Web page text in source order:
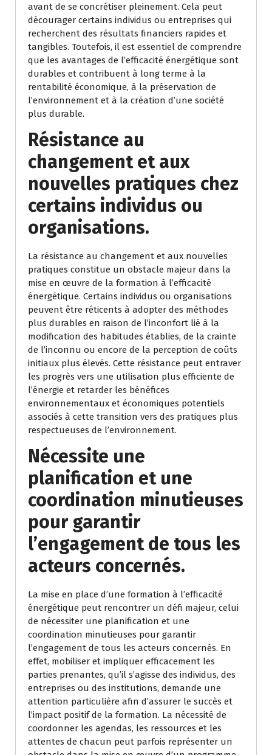
avant de se concrétiser pleinement. Cela peut
décourager certains individus ou entreprises qui
recherchent des résultats financiers rapides et
tangibles. Toutefois, il est essentiel de comprendre
que les avantages de l’efficacité énergétique sont
durables et contribuent à long terme à la
rentabilité économique, à la préservation de
l’environnement et à la création d’une société
plus durable.
Résistance au
changement et aux
nouvelles pratiques chez
certains individus ou
organisations.
La résistance au changement et aux nouvelles
pratiques constitue un obstacle majeur dans la
mise en œuvre de la formation à l’efficacité
énergétique. Certains individus ou organisations
peuvent être réticents à adopter des méthodes
plus durables en raison de l’inconfort lié à la
modification des habitudes établies, de la crainte
de l’inconnu ou encore de la perception de coûts
initiaux plus élevés. Cette résistance peut entraver
les progrès vers une utilisation plus efficiente de
l’énergie et retarder les bénéfices
environnementaux et économiques potentiels
associés à cette transition vers des pratiques plus
respectueuses de l’environnement.
Nécessite une
planification et une
coordination minutieuses
pour garantir
l’engagement de tous les
acteurs concernés.
La mise en place d’une formation à l’efficacité
énergétique peut rencontrer un défi majeur, celui
de nécessiter une planification et une
coordination minutieuses pour garantir
l’engagement de tous les acteurs concernés. En
effet, mobiliser et impliquer efficacement les
parties prenantes, qu’il s’agisse des individus, des
entreprises ou des institutions, demande une
attention particulière afin d’assurer le succès et
l’impact positif de la formation. La nécessité de
coordonner les agendas, les ressources et les
attentes de chacun peut parfois représenter un